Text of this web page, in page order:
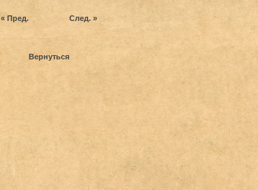
« Пред. След. »
Вернуться